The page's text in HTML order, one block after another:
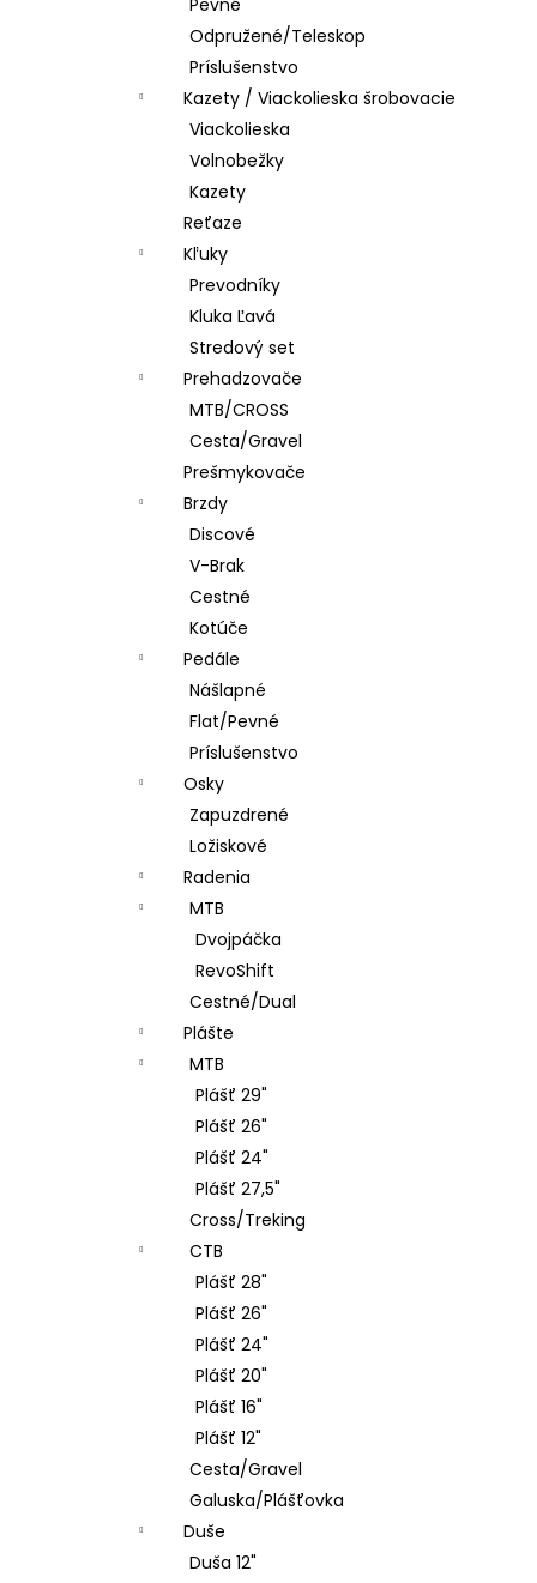
Pevné
Odpružené/Teleskop
Príslušenstvo
Kazety / Viackolieska šrobovacie
Viackolieska
Volnobežky
Kazety
Reťaze
Kľuky
Prevodníky
Kluka Ľavá
Stredový set
Prehadzovače
MTB/CROSS
Cesta/Gravel
Prešmykovače
Brzdy
Discové
V-Brak
Cestné
Kotúče
Pedále
Nášlapné
Flat/Pevné
Príslušenstvo
Osky
Zapuzdrené
Ložiskové
Radenia
MTB
Dvojpáčka
RevoShift
Cestné/Dual
Plášte
MTB
Plášť 29"
Plášť 26"
Plášť 24"
Plášť 27,5"
Cross/Treking
CTB
Plášť 28"
Plášť 26"
Plášť 24"
Plášť 20"
Plášť 16"
Plášť 12"
Cesta/Gravel
Galuska/Plášťovka
Duše
Duša 12"